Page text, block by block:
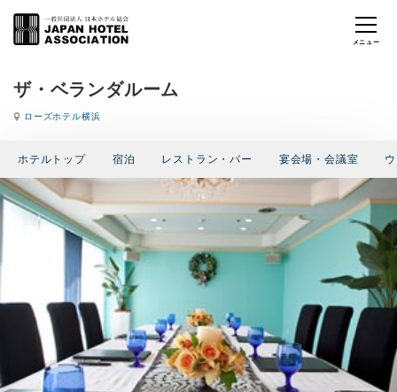
ザ・ベランダルーム
ローズホテル横浜
ホテルトップ 宿泊 レストラン・バー 宴会場・会議室